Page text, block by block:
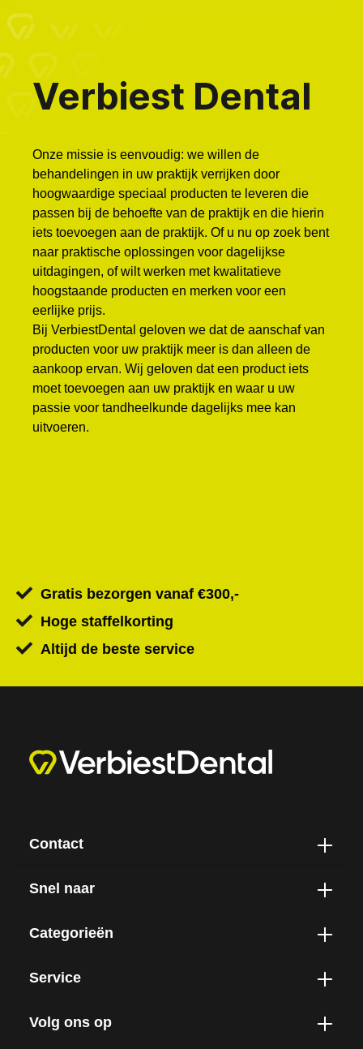
Verbiest Dental
Onze missie is eenvoudig: we willen de
behandelingen in uw praktijk verrijken door
hoogwaardige speciaal producten te leveren die
passen bij de behoefte van de praktijk en die hierin
iets toevoegen aan de praktijk. Of u nu op zoek bent
naar praktische oplossingen voor dagelijkse
uitdagingen, of wilt werken met kwalitatieve
hoogstaande producten en merken voor een
eerlijke prijs.
Bij VerbiestDental geloven we dat de aanschaf van
producten voor uw praktijk meer is dan alleen de
aankoop ervan. Wij geloven dat een product iets
moet toevoegen aan uw praktijk en waar u uw
passie voor tandheelkunde dagelijks mee kan
uitvoeren.
Gratis bezorgen vanaf €300,-
Hoge staffelkorting
Altijd de beste service
Contact
Snel naar
Categorieën
Service
Volg ons op